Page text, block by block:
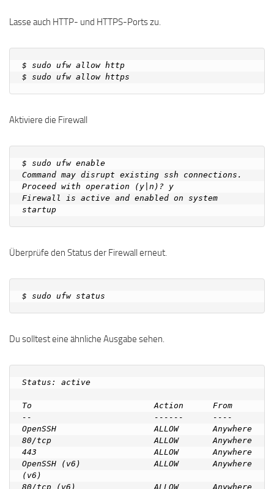
Lasse auch HTTP- und HTTPS-Ports zu.
$ sudo ufw allow http
Aktiviere die Firewall
$ sudo ufw enable
Command may disrupt existing ssh connections.
Proceed with operation (y|n)? y
Firewall is active and enabled on system
Überprüfe den Status der Firewall erneut.
Du solltest eine ähnliche Ausgabe sehen.
Status: active
To                         Action      From
--                         ------      ----
OpenSSH                    ALLOW       Anywhere
80/tcp                     ALLOW       Anywhere
443                        ALLOW       Anywhere
OpenSSH (v6)               ALLOW       Anywhere
(v6)
80/tcp (v6)                ALLOW       Anywhere